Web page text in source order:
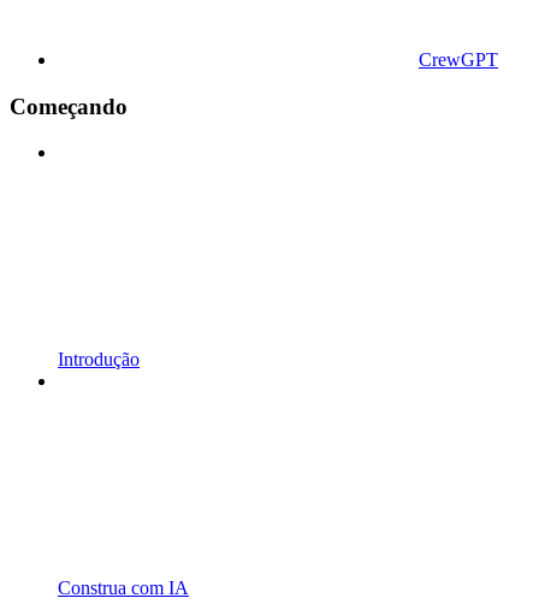
CrewGPT
Começando
Introdução
Construa com IA